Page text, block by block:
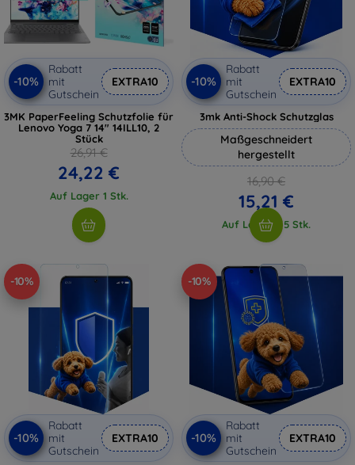
-10%
Rabatt
mit
Gutschein
EXTRA10
3MK PaperFeeling Schutzfolie für
Lenovo Yoga 7 14" 14ILL10, 2
Stück
26,91 €
24,22 €
Auf Lager 1 Stk.
-10%
Rabatt
mit
Gutschein
EXTRA10
3mk Anti-Shock Schutzglas
Maßgeschneidert
hergestellt
16,90 €
15,21 €
Auf Lager > 5 Stk.
-10%
-10%
Rabatt
mit
Gutschein
EXTRA10
-10%
-10%
Rabatt
mit
Gutschein
EXTRA10